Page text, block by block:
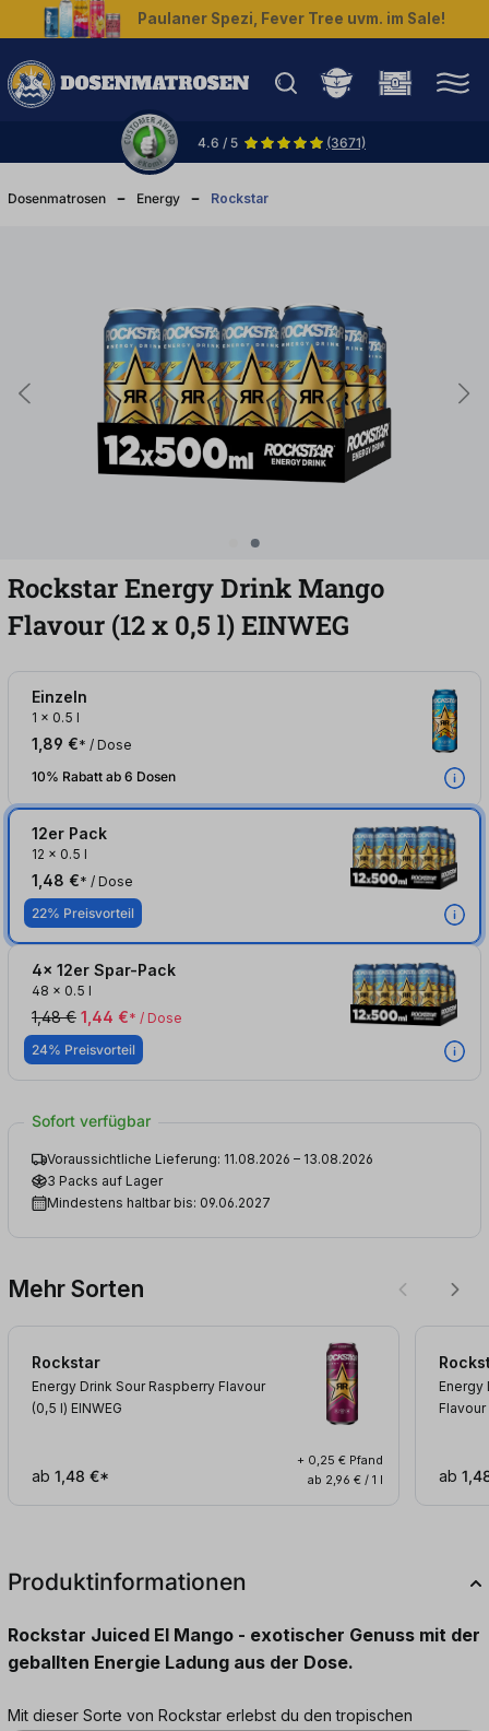
springen Paulaner Spezi, Fever Tree uvm. im Sale!
4.6 / 5 (3671)
Dosenmatrosen Energy Rockstar
Rockstar Energy Drink Mango
Flavour (12x 0,5 l)EINWEG
Einzeln
1 x 0.5 l
1,89 €* / Dose
10% Rabatt ab 6 Dosen
12er Pack
12 x 0.5 l
1,48 €* / Dose
22% Preisvorteil
4x 12er Spar-Pack
48 x 0.5 l
1,48 € 1,44 €* / Dose
24% Preisvorteil
Sofort verfügbar
Voraussichtliche Lieferung: 11.08.2026 – 13.08.2026
3 Packs auf Lager
Mindestens haltbar bis: 09.06.2027
Mehr Sorten
Rockstar
Energy Drink Sour Raspberry Flavour
(0,5 l) EINWEG
ab 1,48 €*
+ 0,25 € Pfand
ab 2,96 € / 1 l
Energy
ab
Produktinformationen
Rockstar Juiced El Mango - exotischer Genuss mit der
geballten Energie Ladung aus der Dose.
Mit dieser Sorte von Rockstar erlebst du den tropischen